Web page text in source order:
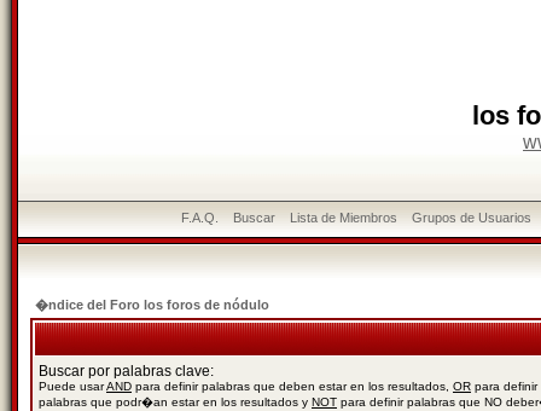
los
F.A.Q. Buscar Lista de Miembros Grupos de Usuarios
�ndice del Foro los foros de nódulo
Buscar por palabras clave:
Puede usarAND para definir palabras que deben estar en los resultados, OR para definir
palabras que podr�an estar en los resultados y NOT para definir palabras que NO